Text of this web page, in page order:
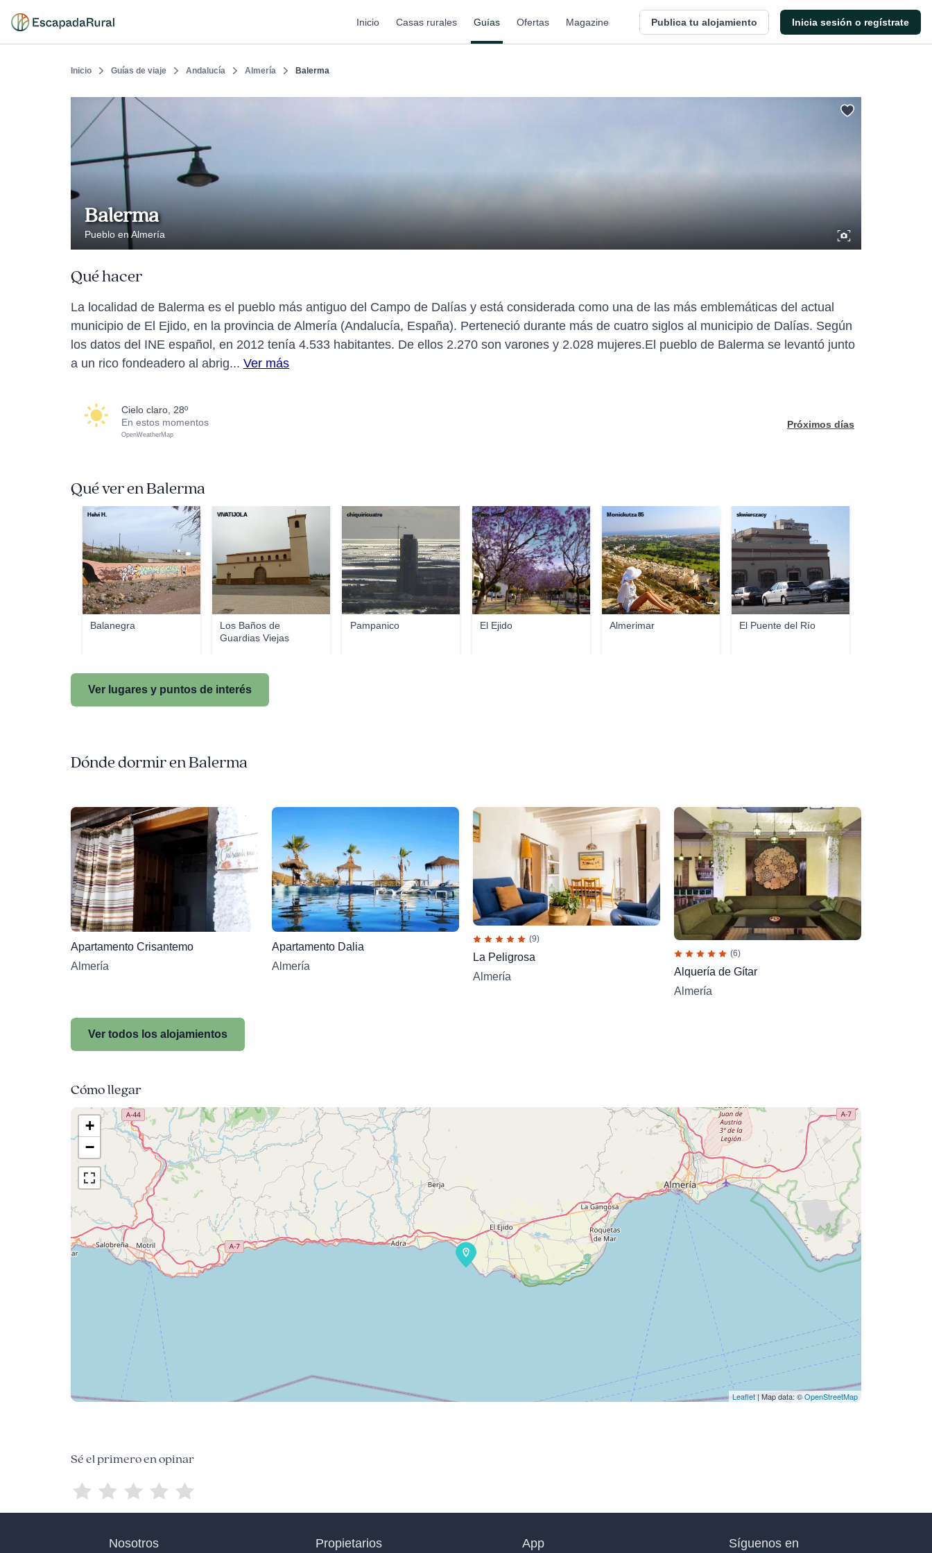
Inicio Casas rurales Guías Ofertas Magazine Publica tu alojamiento Inicia sesión o regístrate
Inicio Guías de viaje Andalucía Almería Balerma
Balerma
Pueblo en Almería
Qué hacer
La localidad de Balerma es el pueblo más antiguo del Campo de Dalías y está considerada como una de las más emblemáticas del actual
municipio de El Ejido, en la provincia de Almería (Andalucía, España). Perteneció durante más de cuatro siglos al municipio de Dalías. Según
los datos del INE español, en 2012 tenía 4.533 habitantes. De ellos 2.270 son varones y 2.028 mujeres.El pueblo de Balerma se levantó junto
a un rico fondeadero al abrig... Ver más
cielo claro, 28º
En estos momentos
OpenWeatherMap
Próximos días
Qué ver en Balerma
Balanegra
Helvi H.
Los Baños de
Guardias Viejas
VIVATIJOLA
Pampanico
chiquiricuatre
El Ejido
Paco Vivas
Almerimar
Monickutza 85
El Puente del Río
skwierczacy
Ver lugares y puntos de interés
Dónde dormir en Balerma
Apartamento Crisantemo
Almería
Apartamento Dalia
Almería
(9)
La Peligrosa
Almería
(6)
Alquería de Gítar
Almería
Ver todos los alojamientos
Cómo llegar
+
−
Leaflet| Map data: ©OpenStreetMap
Sé el primero en opinar
Nosotros Propietarios App Síguenos en